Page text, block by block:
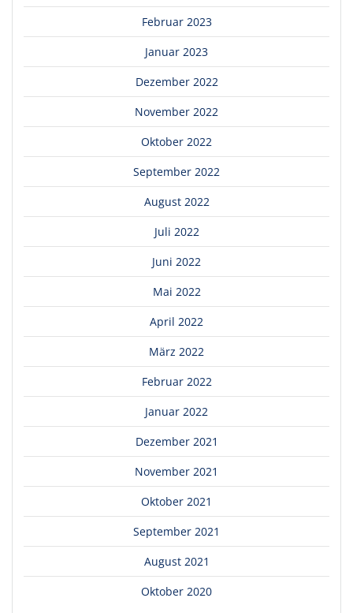
Februar 2023
Januar 2023
Dezember 2022
November 2022
Oktober 2022
September 2022
August 2022
Juli 2022
Juni 2022
Mai 2022
April 2022
März 2022
Februar 2022
Januar 2022
Dezember 2021
November 2021
Oktober 2021
September 2021
August 2021
Oktober 2020